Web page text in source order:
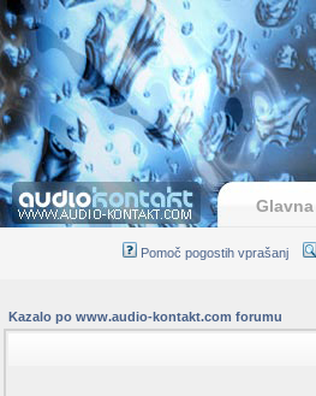
Pomoč pogostih vprašanj
Kazalo po www.audio-kontakt.com forumu